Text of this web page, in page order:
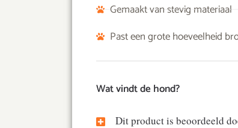
Gemaakt van stevig materiaal
Past een grote hoeveelheid
Wat vindt de hond?
Dit product is beoordeeld